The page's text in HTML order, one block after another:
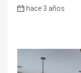
hace 3 años